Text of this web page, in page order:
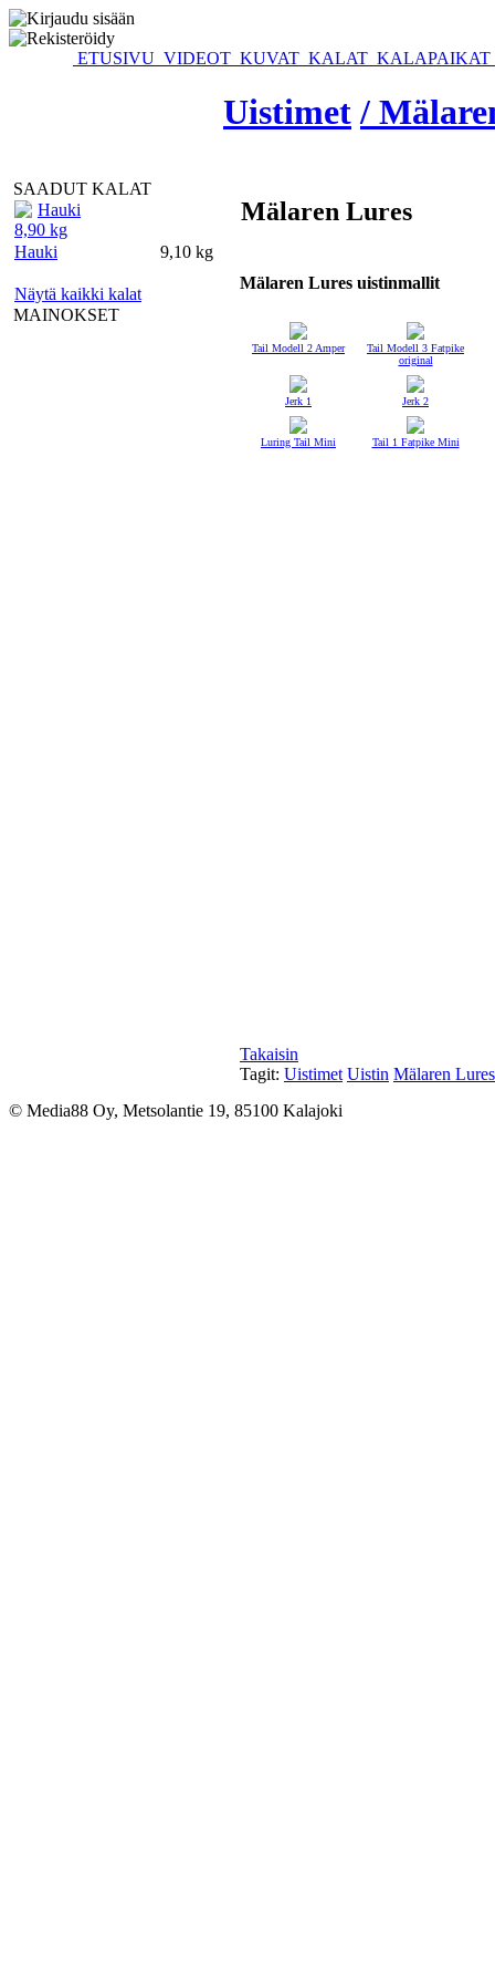
ETUSIVU VIDEOT KUVAT KALAT KALAPAIKAT
SAADUT KALAT
Hauki
8,90 kg
Hauki
9,10 kg
Näytä kaikki kalat
MAINOKSET
Uistimet /
Mälaren Lures
Mälaren Lures uistinmallit
Tail Modell 2 Amper
Tail Modell 3 Fatpike
original
Jerk 1 Jerk 2
Luring Tail Mini Tail 1 Fatpike Mini
Takaisin
Tagit: Uistimet Uistin Mälaren Lures
© Media88 Oy, Metsolantie 19, 85100 Kalajoki